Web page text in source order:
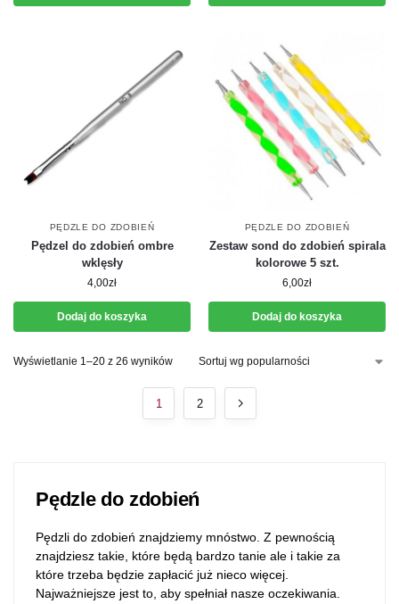
PĘDZLE DO ZDOBIEŃ
Pędzel do zdobień ombre
wklęsły
4,00zł
Dodaj do koszyka
PĘDZLE DO ZDOBIEŃ
Zestaw sond do zdobień spirala
kolorowe 5 szt.
6,00zł
Dodaj do koszyka
Wyświetlanie 1–20 z 26 wyników
1 2
Pędzle do zdobień
Pędzli do zdobień znajdziemy mnóstwo. Z pewnością
znajdziesz takie, które będą bardzo tanie ale i takie za
które trzeba będzie zapłacić już nieco więcej.
Najważniejsze jest to, aby spełniał nasze oczekiwania.